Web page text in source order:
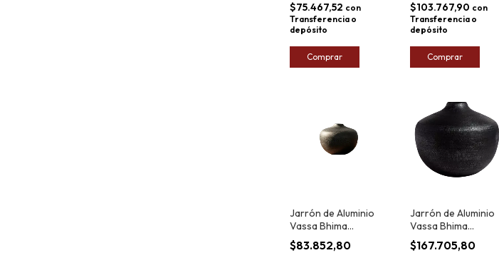
$75.467,52 con
Transferencia o
depósito
Comprar
$103.767,90 con
Transferencia o
depósito
Comprar
Jarrón de Aluminio
Vassa Bhima
25x19cm
$83.852,80
Jarrón de Aluminio
Vassa Bhima
29x35,5cm
$167.705,80